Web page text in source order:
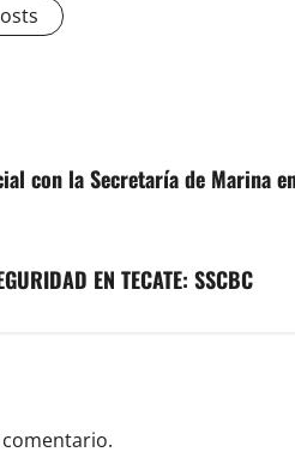
con la Secretaría de Marina
EN TECATE: SSCBC